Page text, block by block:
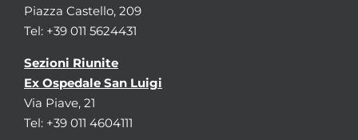
Piazza Castello, 209
Tel: +39 011 5624431
Sezioni Riunite
Ex Ospedale San Luigi
Via Piave, 21
Tel: +39 011 4604111